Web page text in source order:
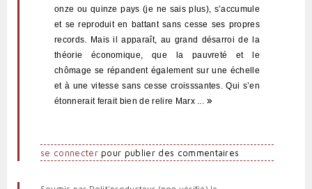
onze ou quinze pays (je ne sais plus), s’accumule
et se reproduit en battant sans cesse ses propres
records. Mais il apparaît, au grand désarroi de la
théorie économique, que la pauvreté et le
chômage se répandent également sur une échelle
et à une vitesse sans cesse croisssantes. Qui s’en
étonnerait ferait bien de relire Marx ... »
se connecterpour publier des commentaires